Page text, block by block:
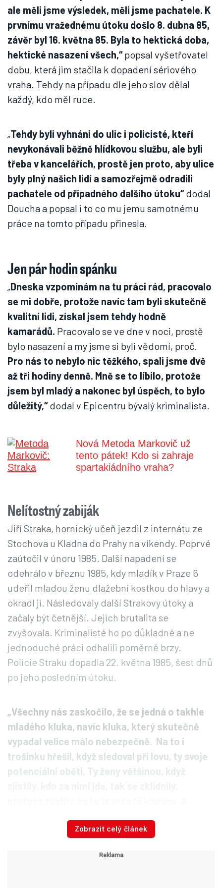
ale měli jsme výsledek, měli jsme pachatele. K
prvnímu vražednému útoku došlo 8. dubna 85,
závěr byl 16. května 85. Byla to hektická doba,
hektické nasazení všech,“popsal vyšetřovatel
dobu, která jim stačila k dopadení sériového
vraha. Tehdy na případu dle jeho slov dělal
každý, kdo měl ruce.
„Tehdy byli vyhnáni do ulic i policisté, kteří
nevykonávali běžně hlídkovou službu, ale byli
třeba v kancelářích, prostě jen proto, aby ulice
byly plný našich lidí a samozřejmě odradili
pachatele od případného dalšího útoku“dodal
Doucha a popsal i to co mu jemu samotnému
práce na tomto případu přinesla.
Jen pár hodin spánku
„Dneska vzpomínám na tu práci rád, pracovalo
se mi dobře, protože navíc tam byli skutečně
kvalitní lidi, získal jsem tehdy hodně
kamarádů. Pracovalo se ve dne v noci, prostě
bylo nasazení a my jsme si byli vědomí, proč.
Pro nás to nebylo nic těžkého, spali jsme dvě
až tři hodiny denně. Mně se to líbilo, protože
jsem byl mladý a nakonec byl úspěch, to bylo
důležitý,“dodal v Epicentru bývalý kriminalista.
Nová Metoda Markovič už
tento pátek! Kdo si zahraje
spartakiádního vraha?
Nelítostný zabiják
Jiří Straka, hornický učeň jezdil z internátu ze
Stochova u Kladna do Prahy na víkendy. Poprvé
zaútočil v únoru 1985. Další napadení se
odehrálo v březnu 1985, kdy mladík v Praze 6
udeřil mladou ženu dlažební kostkou do hlavy a
okradl ji. Následovaly další Strakovy útoky a
začaly být četnější. Jejich brutalita se
zvyšovala. Kriminalisté ho po důkladné a ne
jednoduché práci odhalili poměrně brzy.
Policie Straku dopadla 22. května 1985, šest dnů
po jeho posledním útoku.
„Všechny nás zaskočilo, že se jedná o takhle
mladého kluka, navíc kluka, který skutečně
vypadal velice málo nebezpečně. Na to i
trošinku hřešil, když sledoval při lovu, ty svoje
potenciální oběti. Ty ženy většinou, když
popsal vzhled Straky, který nebudel
Zobrazit celý článek